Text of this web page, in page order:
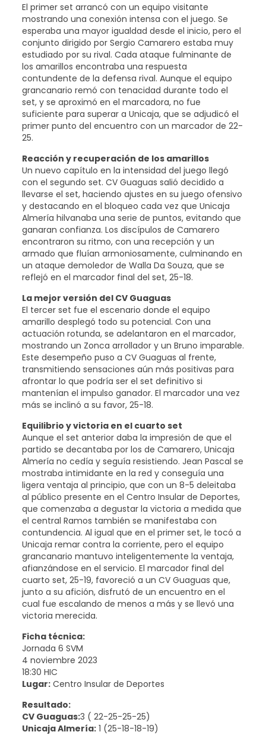
El primer set arrancó con un equipo visitante
mostrando una conexión intensa con el juego. Se
esperaba una mayor igualdad desde el inicio, pero el
conjunto dirigido por Sergio Camarero estaba muy
estudiado por su rival. Cada ataque fulminante de
los amarillos encontraba una respuesta
contundente de la defensa rival. Aunque el equipo
grancanario remó con tenacidad durante todo el
set, y se aproximó en el marcadora, no fue
suficiente para superar a Unicaja, que se adjudicó el
primer punto del encuentro con un marcador de 22-
25.
Reacción y recuperación de los amarillos
Un nuevo capítulo en la intensidad del juego llegó
con el segundo set. CV Guaguas salió decidido a
llevarse el set, haciendo ajustes en su juego ofensivo
y destacando en el bloqueo cada vez que Unicaja
Almería hilvanaba una serie de puntos, evitando que
ganaran confianza. Los discípulos de Camarero
encontraron su ritmo, con una recepción y un
armado que fluían armoniosamente, culminando en
un ataque demoledor de Walla Da Souza, que se
reflejó en el marcador final del set, 25-18.
La mejor versión del CV Guaguas
El tercer set fue el escenario donde el equipo
amarillo desplegó todo su potencial. Con una
actuación rotunda, se adelantaron en el marcador,
mostrando un Zonca arrollador y un Bruno imparable.
Este desempeño puso a CV Guaguas al frente,
transmitiendo sensaciones aún más positivas para
afrontar lo que podría ser el set definitivo si
mantenían el impulso ganador. El marcador una vez
más se inclinó a su favor, 25-18.
Equilibrio y victoria en el cuarto set
Aunque el set anterior daba la impresión de que el
partido se decantaba por los de Camarero, Unicaja
Almería no cedía y seguía resistiendo. Jean Pascal se
mostraba intimidante en la red y conseguía una
ligera ventaja al principio, que con un 8-5 deleitaba
al público presente en el Centro Insular de Deportes,
que comenzaba a degustar la victoria a medida que
el central Ramos también se manifestaba con
contundencia. Al igual que en el primer set, le tocó a
Unicaja remar contra la corriente, pero el equipo
grancanario mantuvo inteligentemente la ventaja,
afianzándose en el servicio. El marcador final del
cuarto set, 25-19, favoreció a un CV Guaguas que,
junto a su afición, disfrutó de un encuentro en el
cual fue escalando de menos a más y se llevó una
victoria merecida.
Ficha técnica:
Jornada 6 SVM
4 noviembre 2023
18:30 HIC
Lugar:Centro Insular de Deportes
Resultado:
CV Guaguas:3 ( 22-25-25-25)
Unicaja Almería:1 (25-18-18-19)